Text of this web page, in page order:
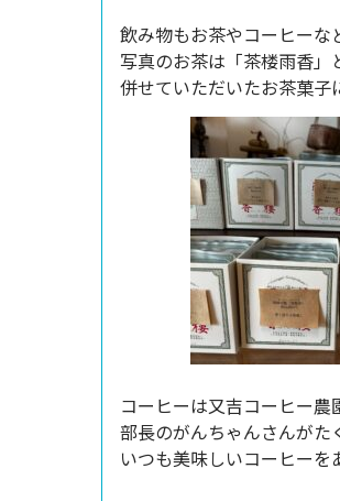
飲み物もお茶やコーヒーな
写真のお茶は「茶楼雨香」
併せていただいたお茶菓子
コーヒーは又吉コーヒー農
部長のがんちゃんさんがた
いつも美味しいコーヒー